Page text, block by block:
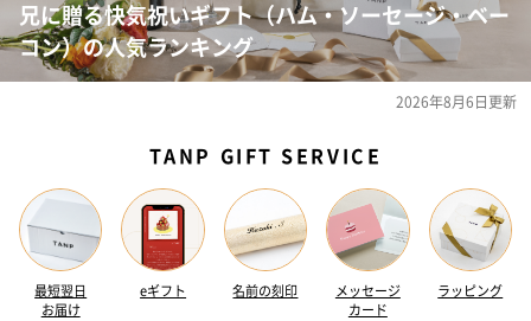
兄に贈る快気祝いギフト（ハム・ソーセージ・ベー
コン）の人気ランキング
2026年8月6日更新
TANP GIFT SERVICE
最短翌日
お届け
eギフト 名前の刻印
メッセージ
カード
ラッピング